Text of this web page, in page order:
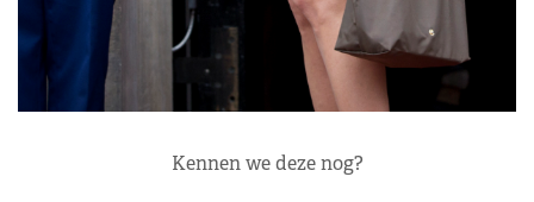
Kennen we deze nog?